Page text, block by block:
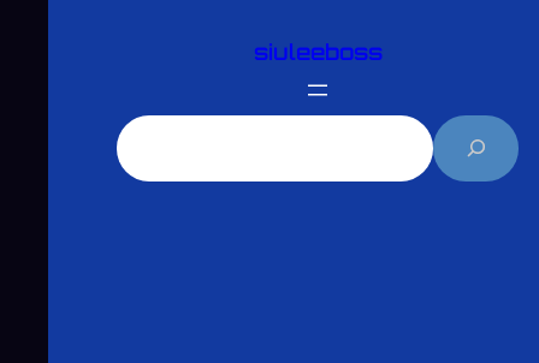
siuleeboss